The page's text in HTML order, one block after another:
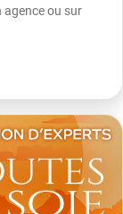
agence ou sur